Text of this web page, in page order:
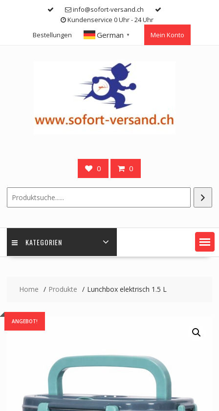
info@sofort-versand.ch
Kundenservice 0 Uhr - 24 Uhr
Bestellungen
German ▼ Mein Konto
0 0
KATEGORIEN
Home Produkte Lunchbox elektrisch 1.5 L
ANGEBOT!